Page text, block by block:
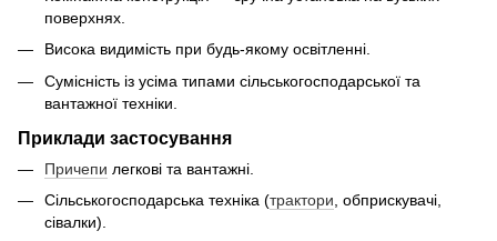
поверхнях.
Висока видимість при будь-якому освітленні.
Сумісність із усіма типами сільськогосподарської та
вантажної техніки.
Приклади застосування
Причепи легкові та вантажні.
Сільськогосподарська техніка (трактори , обприскувачі,
сівалки).